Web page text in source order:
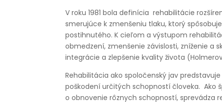
V roku 1981 bola definícia rehabilitácie
smerujúce k zmenšeniu tlaku, ktorý
postihnutého. K cieľom a výstupom
obmedzení, zmenšenie závislosti, zníženie a
integrácie a zlepšenie kvality života
Rehabilitácia ako spoločenský jav
poškodení určitých schopností človeka. Ako
o obnovenie rôznych schopností, sprevádza